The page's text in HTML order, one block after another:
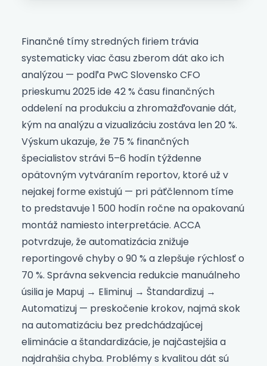
Finančné tímy stredných firiem trávia
systematicky viac času zberom dát ako ich
analýzou — podľa PwC Slovensko CFO
prieskumu 2025 ide 42 % času finančných
oddelení na produkciu a zhromažďovanie dát,
kým na analýzu a vizualizáciu zostáva len 20 %.
Výskum ukazuje, že 75 % finančných
špecialistov strávi 5–6 hodín týždenne
opätovným vytváraním reportov, ktoré už v
nejakej forme existujú — pri päťčlennom tíme
to predstavuje 1 500 hodín ročne na opakovanú
montáž namiesto interpretácie. ACCA
potvrdzuje, že automatizácia znižuje
reportingové chyby o 90 % a zlepšuje rýchlosť o
70 %. Správna sekvencia redukcie manuálneho
úsilia je Mapuj → Eliminuj → Štandardizuj →
Automatizuj — preskočenie krokov, najmä skok
na automatizáciu bez predchádzajúcej
eliminácie a štandardizácie, je najčastejšia a
najdrahšia chyba. Problémy s kvalitou dát sú